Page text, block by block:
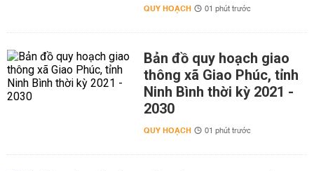
QUY HOẠCH 01 phút trước
Bản đồ quy hoạch giao
thông xã Giao Phúc, tỉnh
Ninh Bình thời kỳ 2021 -
2030
QUY HOẠCH 01 phút trước